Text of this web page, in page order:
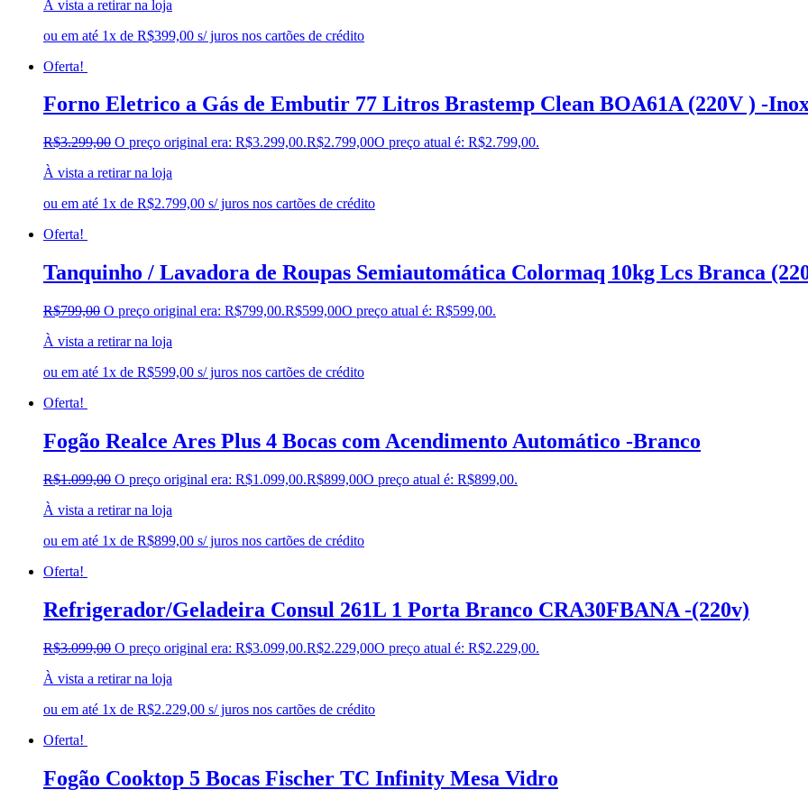
À vista a retirar na loja
ou em até 1x de R$399,00 s/ juros nos cartões de crédito
Oferta!
Forno Eletrico a Gás de Embutir 77 Litros Brastemp Clean BOA61A (220V ) -
R$3.299,00 O preço original era: R$3.299,00.R$2.799,00O preço atual é: R$2.799,00.
À vista a retirar na loja
ou em até 1x de R$2.799,00 s/ juros nos cartões de crédito
Oferta!
Tanquinho / Lavadora de Roupas Semiautomática Colormaq 10kg Lcs Branca
R$799,00 O preço original era: R$799,00.R$599,00O preço atual é: R$599,00.
À vista a retirar na loja
ou em até 1x de R$599,00 s/ juros nos cartões de crédito
Oferta!
Fogão Realce Ares Plus 4 Bocas com Acendimento Automático -Branco
R$1.099,00 O preço original era: R$1.099,00.R$899,00O preço atual é: R$899,00.
À vista a retirar na loja
ou em até 1x de R$899,00 s/ juros nos cartões de crédito
Oferta!
Refrigerador/Geladeira Consul 261L 1 Porta Branco CRA30FBANA -(220v)
R$3.099,00 O preço original era: R$3.099,00.R$2.229,00O preço atual é: R$2.229,00.
À vista a retirar na loja
ou em até 1x de R$2.229,00 s/ juros nos cartões de crédito
Oferta!
Fogão Cooktop 5 Bocas Fischer TC Infinity Mesa Vidro